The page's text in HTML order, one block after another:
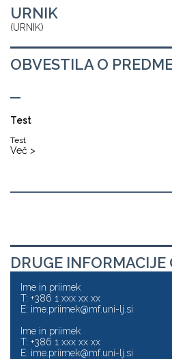
URNIK
(URNIK)
OBVESTILA O
Test
Test
Več >
DRUGE INFORMACIJE
Ime in priimek
T: +386 1 xxx xx xx
E: ime.priimek@mf.uni-lj.si
Ime in priimek
T: +386 1 xxx xx xx
E: ime.priimek@mf.uni-lj.si